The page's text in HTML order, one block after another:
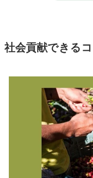
社会貢献できる